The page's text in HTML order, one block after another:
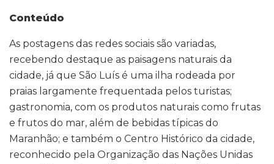
Conteúdo
As postagens das redes sociais são variadas,
recebendo destaque as paisagens naturais da
cidade, já que São Luís é uma ilha rodeada por
praias largamente frequentada pelos turistas;
gastronomia, com os produtos naturais como frutas
e frutos do mar, além de bebidas típicas do
Maranhão; e também o Centro Histórico da cidade,
reconhecido pela Organização das Nações Unidas